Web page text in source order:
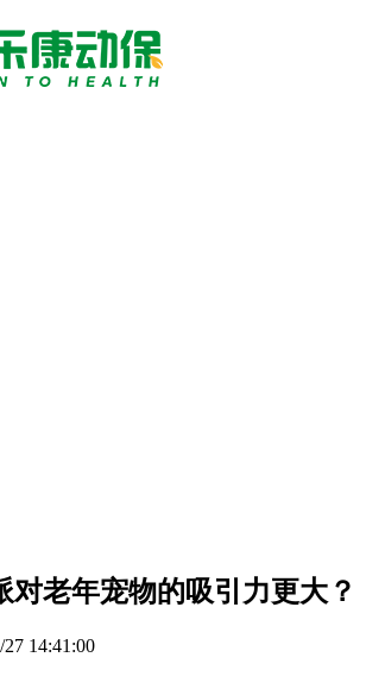
对老年宠物的吸引力更大？
14:41:00